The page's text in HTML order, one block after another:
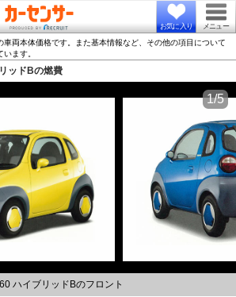
お気に入り メニュー
両本体価格です。また基本情報など、その他の項目について
ます。
ッドBの燃費
ハイブリッドBのフロント
1/5